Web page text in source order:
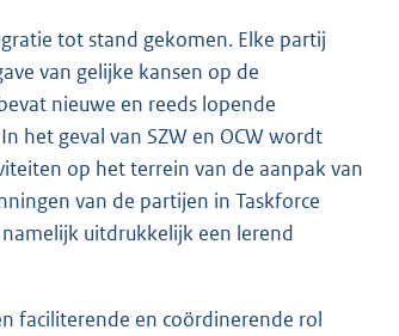
tot stand gekomen. Elke partij
van gelijke kansen op de
nieuwe en reeds lopende
het geval van SZW en OCW wordt
op het terrein van de aanpak van
van de partijen in Taskforce
uitdrukkelijk een lerend
faciliterende en coördinerende rol